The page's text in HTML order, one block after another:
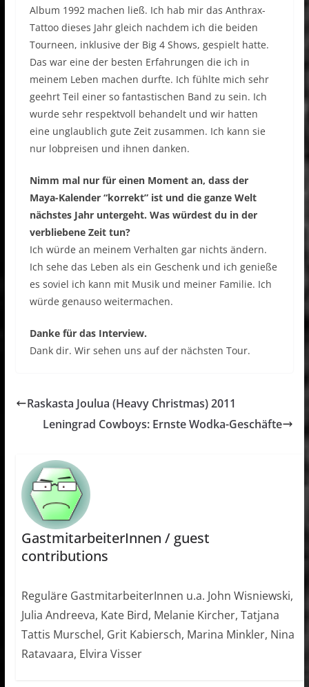
Album 1992 machen ließ. Ich hab mir das Anthrax-
Tattoo dieses Jahr gleich nachdem ich die beiden
Tourneen, inklusive der Big 4 Shows, gespielt hatte.
Das war eine der besten Erfahrungen die ich in
meinem Leben machen durfte. Ich fühlte mich sehr
geehrt Teil einer so fantastischen Band zu sein. Ich
wurde sehr respektvoll behandelt und wir hatten
eine unglaublich gute Zeit zusammen. Ich kann sie
nur lobpreisen und ihnen danken.
Nimm mal nur für einen Moment an, dass der
Maya-Kalender “korrekt” ist und die ganze Welt
nächstes Jahr untergeht. Was würdest du in der
verbliebene Zeit tun?
Ich würde an meinem Verhalten gar nichts ändern.
Ich sehe das Leben als ein Geschenk und ich genieße
es soviel ich kann mit Musik und meiner Familie. Ich
würde genauso weitermachen.
Danke für das Interview.
Dank dir. Wir sehen uns auf der nächsten Tour.
Raskasta Joulua (Heavy Christmas) 2011
Leningrad Cowboys: Ernste Wodka-Geschäfte
GastmitarbeiterInnen / guest
contributions
Reguläre GastmitarbeiterInnen u.a. John Wisniewski,
Julia Andreeva, Kate Bird, Melanie Kircher, Tatjana
Tattis Murschel, Grit Kabiersch, Marina Minkler, Nina
Ratavaara, Elvira Visser